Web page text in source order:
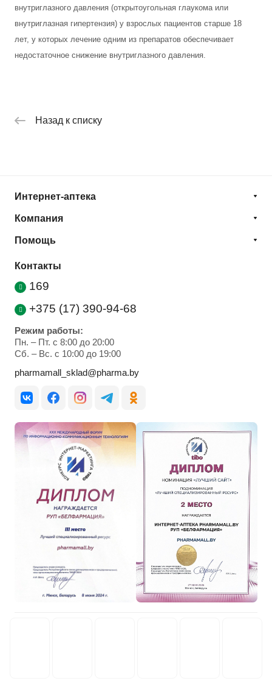
внутриглазного давления (открытоугольная глаукома или
внутриглазная гипертензия) у взрослых пациентов старше 18
лет, у которых лечение одним из препаратов обеспечивает
недостаточное снижение внутриглазного давления.
Назад к списку
Интернет-аптека
Компания
Помощь
Контакты
169
+375 (17) 390-94-68
Режим работы:
Пн. – Пт. с 8:00 до 20:00
Cб. – Вс. с 10:00 до 19:00
pharmamall_sklad@pharma.by